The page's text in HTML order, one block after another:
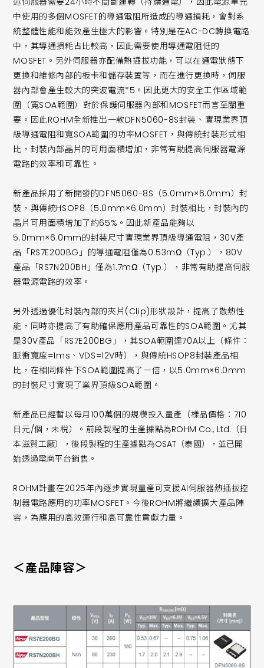
中使用的多個MOSFET的導通電阻所造成的導通損耗，會對系
統整體性能和能效產生極大的影響。特別是在AC-DC轉換電路
中，其導通損耗占比較高，因此需要使用導通電阻低的
MOSFET。另外伺服器亦配備熱插拔功能，可以在通電狀態下
更換和維修內部的板卡和儲存裝置等，而在進行更換時，伺服
器內部會產生較大的突波電流*5。因此更大的安全工作區域範
圍（寬SOA範圍）對於保護伺服器內部和MOSFET而言至關重
要。因此ROHM全新推出一款DFN5060-8S封裝、實現業界頂
級導通電阻和寬SOA範圍的功率MOSFET，與傳統封裝形式相
比，封裝內部晶片的可用面積增加，非常有助提高伺服器電源
電路的效率和可靠性。
新產品採用了新開發的DFN5060-8S（5.0mm×6.0mm）封
裝，與傳統HSOP8（5.0mm×6.0mm）封裝相比，封裝內的
晶片可用面積增加了約65%。因此新產品能夠以
5.0mm×6.0mm的封裝尺寸實現業界頂級導通電阻，30V產
品「RS7E200BG」的導通電阻僅為0.53mΩ（Typ.），80V
產品「RS7N200BH」僅為1.7mΩ（Typ.），非常有助提高伺服
器電源電路的效率。
另外透過優化封裝內部的夾片(Clip)形狀設計，提高了散熱性
能，同時亦提高了有助確保應用產品可靠性的SOA範圍。尤其
是30V產品「RS7E200BG」，其SOA範圍達70A以上（條件：
脈衝寬度=1ms、VDS=12V時），與傳統HSOP8封裝產品相
比，在相同條件下SOA範圍提高了一倍，以5.0mm×6.0mm
的封裝尺寸實現了業界頂級SOA範圍。
新產品已經暫以每月100萬個的規模投入量產（樣品價格：710
日元/個，未稅）。前段製程的生產據點為ROHM Co., Ltd.（日
本滋賀工廠），後段製程的生產據點為OSAT（泰國），並已開
始透過電商平台銷售。
ROHM計畫在2025年內逐步實現量產可支援AI伺服器熱插拔控
制器電路應用的功率MOSFET。今後ROHM將繼續擴大產品陣
容，為應用的高效運行和高可靠性貢獻力量。
＜產品陣容＞